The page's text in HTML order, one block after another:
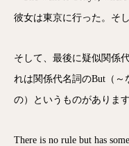
彼女は東京に行った。そ
そして、最後に疑似関係
れは関係代名詞のBut（～
の）というものがあります
There is no rule but has